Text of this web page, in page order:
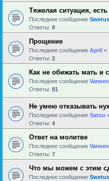
Тяжелая ситуация,
Последнее сообщение
Ответы: 8
Прощение
Последнее сообщение April «
Ответы: 2
Как не обижать мать и
Последнее сообщение Varwen
Ответы: 81
Не умею отказывать
Последнее сообщение Satou
Ответы: 4
Ответ на молитве
Последнее сообщение Varwen
Ответы: 7
Что мы можем с этим
Последнее сообщение